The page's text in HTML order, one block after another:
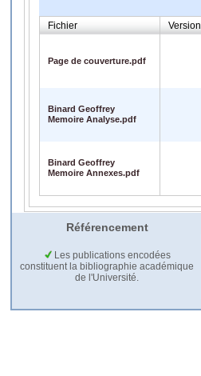
Fichier Version
Page de couverture.pdf
Binard Geoffrey
Memoire Analyse.pdf
Binard Geoffrey
Memoire Annexes.pdf
Référencement
Les publications encodées
constituent la bibliographie académique
de l'Université.